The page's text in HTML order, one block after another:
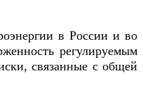
в России и во
регулируемым
связанные с общей